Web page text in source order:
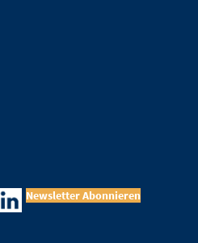
Newsletter Abonnieren